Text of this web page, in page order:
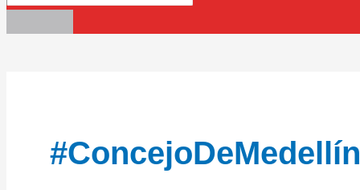
#ConcejoDeMedellín